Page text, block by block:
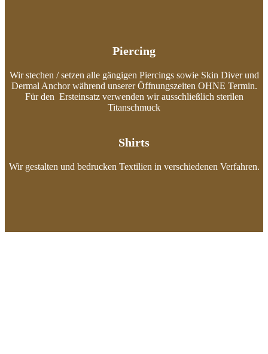
Piercing
Wir stechen / setzen alle gängigen Piercings sowie Skin Diver und
Dermal Anchor während unserer Öffnungszeiten OHNE Termin.
Für den Ersteinsatz verwenden wir ausschließlich sterilen
Titanschmuck
Shirts
Wir gestalten und bedrucken Textilien in verschiedenen Verfahren.